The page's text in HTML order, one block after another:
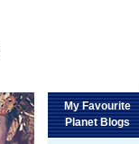
My Favourite
Planet Blogs